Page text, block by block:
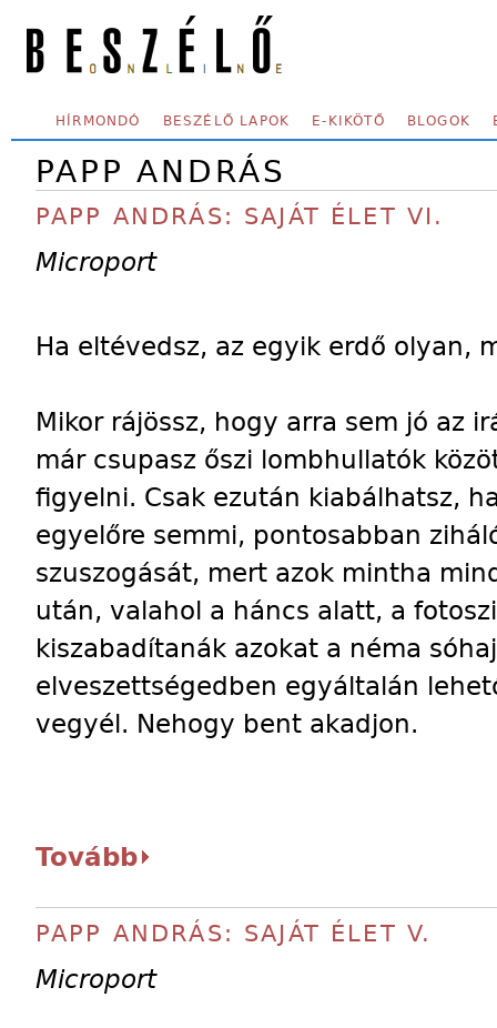
SECONDARY MENU
HÍRMONDÓ BESZÉLŐ LAPOK E-KIKÖTŐ BLOGOK
PAPP ANDRÁS
PAPP ANDRÁS: SAJÁT ÉLET VI.
Microport
Ha eltévedsz, az egyik erdő olyan,
Mikor rájössz, hogy arra sem jó az
már csupasz őszi lombhullatók
figyelni. Csak ezután kiabálhatsz,
egyelőre semmi, pontosabban
szuszogását, mert azok mintha
után, valahol a háncs alatt, a
kiszabadítanák azokat a néma
elveszettségedben egyáltalán
vegyél. Nehogy bent akadjon.
Tovább
PAPP ANDRÁS: SAJÁT ÉLET V.
Microport